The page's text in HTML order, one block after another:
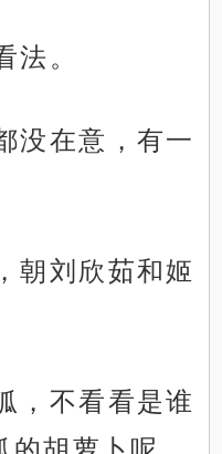
法。
没在意，有一
朝刘欣茹和姬
，不看看是谁